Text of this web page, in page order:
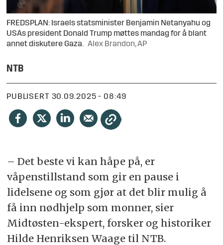
FREDSPLAN: Israels statsminister Benjamin Netanyahu og
USAs president Donald Trump møttes mandag for å blant
annet diskutere Gaza. Alex Brandon, AP
NTB
PUBLISERT 30.09.2025 - 08:49
– Det beste vi kan håpe på, er
våpenstillstand som gir en pause i
lidelsene og som gjør at det blir mulig å
få inn nødhjelp som monner, sier
Midtøsten-ekspert, forsker og historiker
Hilde Henriksen Waage til NTB.